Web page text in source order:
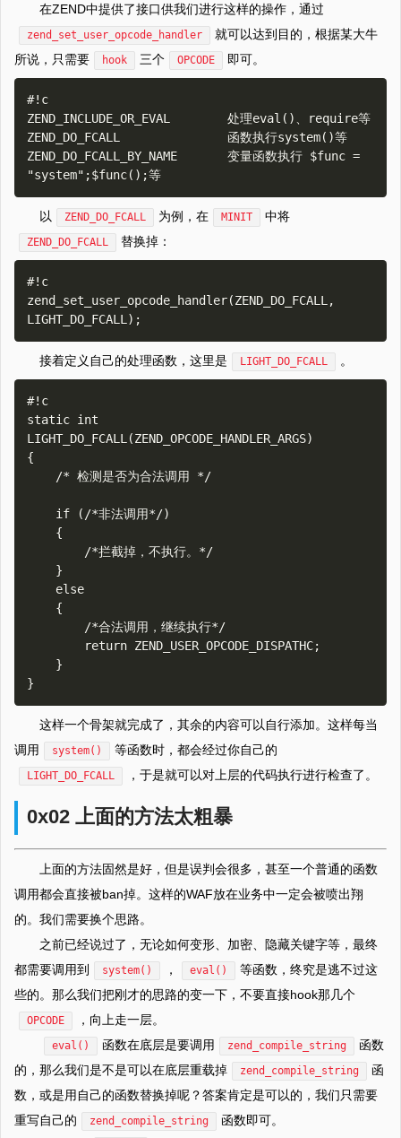
在ZEND中提供了接口供我们进行这样的操作，通过
zend_set_user_opcode_handler
就可以达到目的，根据某大牛
所说，只需要
hook 三个 OPCODE 即可。
#!c
ZEND_INCLUDE_OR_EVAL        处理eval()、require等
ZEND_DO_FCALL               函数执行system()等
ZEND_DO_FCALL_BY_NAME       变量函数执行 $func =
以 ZEND_DO_FCALL 为例，在 MINIT 中将
ZEND_DO_FCALL 替换掉：
#!c
zend_set_user_opcode_handler(ZEND_DO_FCALL,
接着定义自己的处理函数，这里是 LIGHT_DO_FCALL 。
#!c
static int
LIGHT_DO_FCALL(ZEND_OPCODE_HANDLER_ARGS)
{
这样一个骨架就完成了，其余的内容可以自行添加。这样每当
调用
system() 等函数时，都会经过你自己的
LIGHT_DO_FCALL ，于是就可以对上层的代码执行进行检查了。
0x02 上面的方法太粗暴
上面的方法固然是好，但是误判会很多，甚至一个普通的函数
调用都会直接被ban掉。这样的WAF放在业务中一定会被喷出翔
的。我们需要换个思路。
之前已经说过了，无论如何变形、加密、隐藏关键字等，最终
都需要调用到
system() ， eval()
等函数，终究是逃不过这
些的。那么我们把刚才的思路的变一下，不要直接hook那几个
OPCODE ，向上走一层。
eval() 函数在底层是要调用 zend_compile_string
函数
的，那么我们是不是可以在底层重载掉
zend_compile_string
函
数，或是用自己的函数替换掉呢？答案肯定是可以的，我们只需要
重写自己的
zend_compile_string
函数即可。